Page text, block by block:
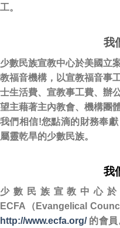
工。
我
少數民族宣教中心於美國立
教福音機構，以宣教福音事
士生活費、宣教事工費、辦
望主藉著主內教會、機構團
我們相信!您點滴的財務奉
屬靈乾旱的少數民族。
我
少數民族宣教中心
ECFA（Evangelical
http://www.ecfa.org/的會員